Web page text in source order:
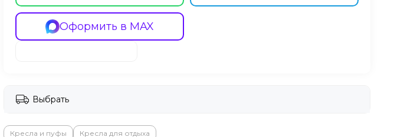
Оформить в MAX
Выбрать
Кресла и пуфы Кресла для отдыха